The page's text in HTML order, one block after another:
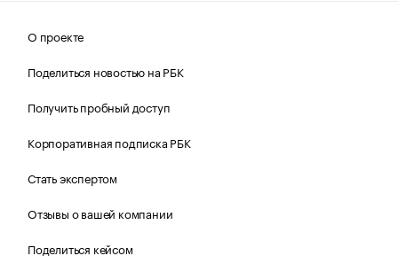
О проекте
Поделиться новостью на РБК
Получить пробный доступ
Корпоративная подписка РБК
Стать экспертом
Отзывы о вашей компании
Поделиться кейсом